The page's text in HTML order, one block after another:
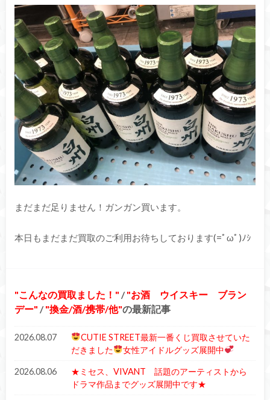
まだまだ足りません！ガンガン買います。
本日もまだまだ買取のご利用お待ちしております(=ﾟωﾟ)ﾉｼ
こんなの買取ました！ / お酒 ウイスキー ブラン
デー / 換金/酒/携帯/他 の最新記事
2026.08.07
CUTIE STREET最新一番くじ買取させていた
だきました
女性アイドルグッズ展開中
2026.08.06
★ミセス、VIVANT 話題のアーティストから
ドラマ作品までグッズ展開中です★